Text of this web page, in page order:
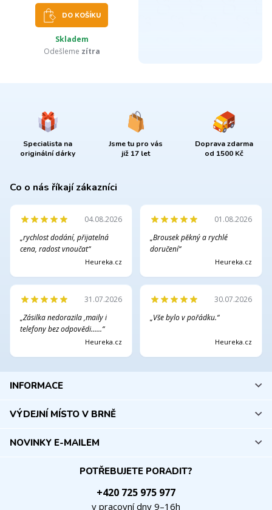
DO KOŠÍKU
Skladem
Odešleme zítra
Specialista na
originální dárky
Jsme tu pro vás
již 17 let
Doprava zdarma
od 1500 Kč
Co o nás říkají zákazníci
04.08.2026
„rychlost dodání, přijatelná
cena, radost vnoučat“
Heureka.cz
01.08.2026
„Brousek pěkný a rychlé
doručení“
Heureka.cz
31.07.2026
„Zásilka nedorazila ,maily i
telefony bez odpovědi......“
Heureka.cz
30.07.2026
„Vše bylo v pořádku.“
Heureka.cz
INFORMACE
VÝDEJNÍ MÍSTO V BRNĚ
POTŘEBUJETE PORADIT?
+420 725 975 977
v pracovní dny 9–16h
NOVINKY E-MAILEM